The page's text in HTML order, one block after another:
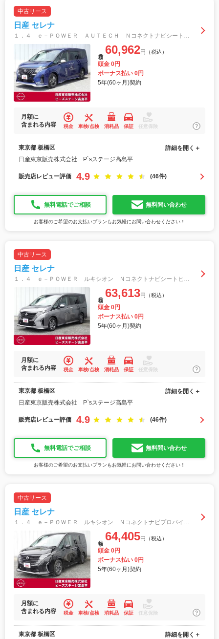
中古リース
日産 セレナ
１．４ ｅ－ＰＯＷＥＲ ＡＵＴＥＣＨ Ｎコネクトナビシートヒータープロパイ後席 レーンアシスト ＬＥＤ アラウンドモニター １オーナー インテリキー ドライブレコーダー ＥＴＣ オートエアコン バックモニター メモリーナビ シートヒーター
60,962円（税込）
頭金 0円
ボーナス払い 0円
5年(60ヶ月)契約
月額に
含まれる内容
税金 車検/点検 消耗品 保証 任意保険
東京都 板橋区
日産東京販売株式会社 P`sステージ高島平
詳細を開く＋
販売店レビュー評価 4.9 (46件)
無料電話でご相談 無料問い合わせ
お客様のご希望のお支払いプランもお気軽にお問い合わせください！
中古リース
日産 セレナ
１．４ ｅ－ＰＯＷＥＲ ルキシオン Ｎコネクトナビシートヒータープロパイ後席 アラウンドビュ レーンキープアシスト パーキングアシスト フルセグＴＶ 衝突被害軽減システム シートヒータ バックモニター ＬＥＤヘッドランプ サイドカメラ
63,613円（税込）
頭金 0円
ボーナス払い 0円
5年(60ヶ月)契約
月額に
含まれる内容
税金 車検/点検 消耗品 保証 任意保険
東京都 板橋区
日産東京販売株式会社 P`sステージ高島平
詳細を開く＋
販売店レビュー評価 4.9 (46件)
無料電話でご相談 無料問い合わせ
お客様のご希望のお支払いプランもお気軽にお問い合わせください！
中古リース
日産 セレナ
１．４ ｅ－ＰＯＷＥＲ ルキシオン ＮコネクトナビプロパイロットパーキングＡＶＭ アラウンドビュ レーンキープアシスト パーキングアシスト フルセグＴＶ 衝突被害軽減システム バックモニター ＬＥＤヘッドランプ サイドカメラ ＥＴＣ
64,405円（税込）
頭金 0円
ボーナス払い 0円
5年(60ヶ月)契約
月額に
含まれる内容
税金 車検/点検 消耗品 保証 任意保険
東京都 板橋区
詳細を開く＋